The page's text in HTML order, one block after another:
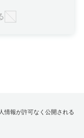
情報が許可なく公開される